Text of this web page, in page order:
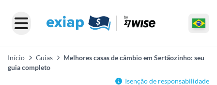
Início Guias
Melhores casas de câmbio em Sertãozinho: seu
guia completo
Isenção de responsabilidade